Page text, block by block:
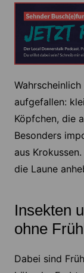
aufgefallen:
Köpfchen, die
Besonders
aus
die Laune
Insekten
ohne
Dabei sind